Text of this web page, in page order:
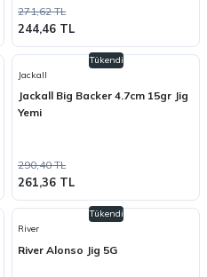
271,62 TL
244,46 TL
Tükendi
Jackall
Jackall Big Backer 4.7cm 15gr Jig
Yemi
290,40 TL
261,36 TL
Tükendi
River
River Alonso Jig 5G